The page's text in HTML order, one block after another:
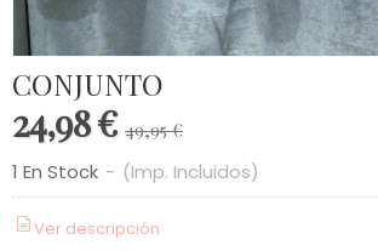
CONJUNTO
24,98 € 49,95 €
1 En Stock - (Imp. Incluidos)
Ver descripción